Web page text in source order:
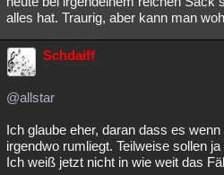
alles hat. Traurig, aber kann man
Schdaiff
@allstar
Ich glaube eher, daran dass es
irgendwo rumliegt. Teilweise sollen
Ich weiß jetzt nicht in wie weit das